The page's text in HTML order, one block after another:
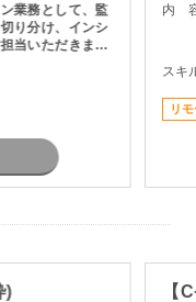
業務として、監
り分け、インシ
当いただきま
プデスク対応、
、安定稼働を支
未経験の方で
対応力と長期就
内
スキ
リ
)
【